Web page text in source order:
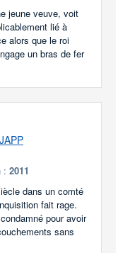
jeune veuve, voit
lié à
alors que le roi
un bras de fer
: 2011
dans un comté
fait rage.
pour avoir
sans